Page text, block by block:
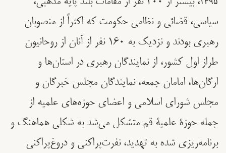
سیاسی، قضائی و نظامی حکومت که اکثراً از منصوبان
رهبری بودند و نزدیک به ١٦٠ نفر از آنان از روحانیون
طراز اول کشور، از نمایندگان رهبری در استان‌ها و
ارگان‌ها، امامان جمعه، نمایندگان مجلس خبرگان و
مجلس شورای اسلامی و اعضای حوزه‌های علمیه از
جمله حوزۀ علمیۀ قم متشکل می‌شد به شکلی هماهنگ و
برنامه‌ریزی شده به تهدید، نفرت‌پراکنی و دروغ‌پراکنی